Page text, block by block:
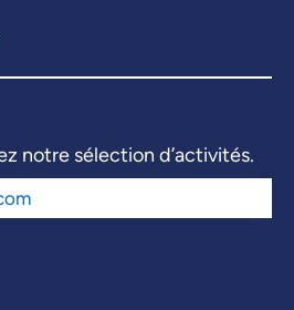
notre sélection d’activités.